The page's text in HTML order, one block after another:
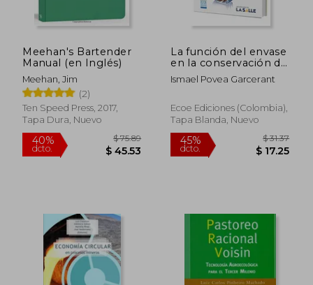
Meehan's Bartender
Manual (en Inglés)
Meehan, Jim
(2)
Ten Speed Press, 2017,
Tapa Dura, Nuevo
40%
dcto. $ 45.53
La función del envase
en la conservación de
alimentos
Ismael Povea Garcerant
Ecoe Ediciones (Colombia),
Tapa Blanda, Nuevo
45%
dcto.